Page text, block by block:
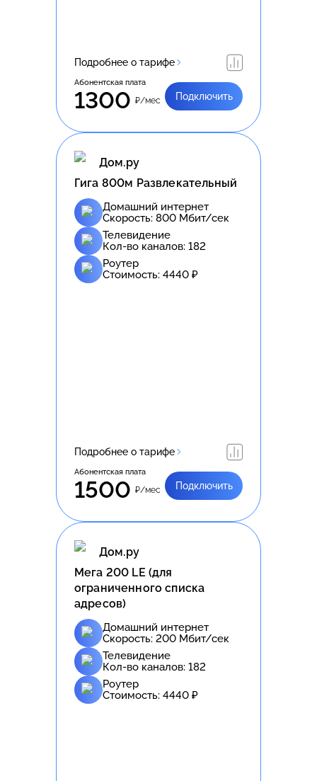
Подробнее о тарифе
Абонентская плата
1300 ₽/мес Подключить
Дом.ру
Гига 800м Развлекательный
Домашний интернет
Скорость: 800 Мбит/сек
Телевидение
Кол-во каналов: 182
Роутер
Стоимость: 4440 ₽
Подробнее о тарифе
Абонентская плата
1500 ₽/мес Подключить
Дом.ру
Meгa 200 LE (для
ограниченного списка
адресов)
Домашний интернет
Скорость: 200 Мбит/сек
Телевидение
Кол-во каналов: 182
Роутер
Стоимость: 4440 ₽